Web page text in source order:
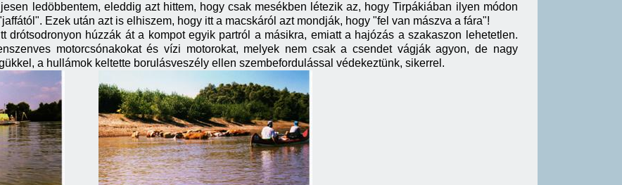
ledöbbentem, eleddig azt hittem, hogy csak mesékben létezik az, hogy Tirpákiában ilyen módon
Ezek után azt is elhiszem, hogy itt a macskáról azt mondják, hogy "fel van mászva a fára"!
drótsodronyon húzzák át a kompot egyik partról a másikra, emiatt a hajózás a szakaszon lehetetlen.
motorcsónakokat és vízi motorokat, melyek nem csak a csendet vágják agyon, de nagy
a hullámok keltette borulásveszély ellen szembefordulással védekeztünk, sikerrel.